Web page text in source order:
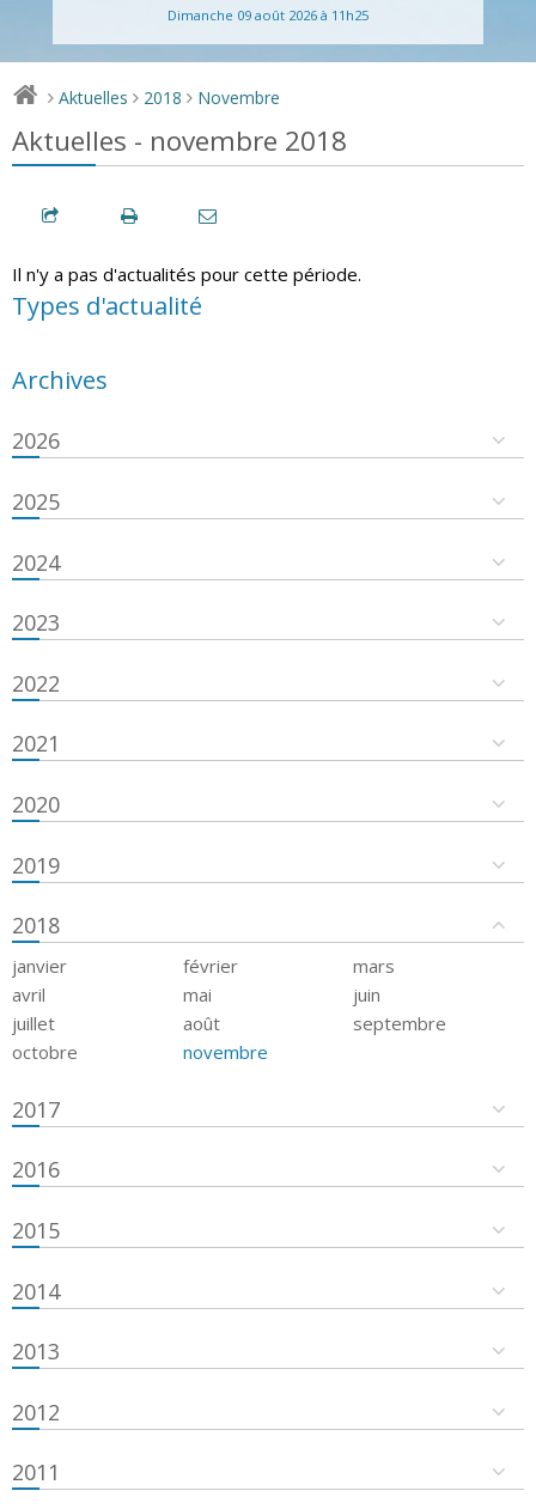
Dimanche 09 août 2026 à 11h25
> Aktuelles > 2018 > Novembre
Aktuelles - novembre 2018
Il n'y a pas d'actualités pour cette période.
Types d'actualité
Archives
2026
2025
2024
2023
2022
2021
2020
2019
2018
janvier février
mars
avril
mai
juin
juillet
août
septembre
octobre
novembre
2017
2016
2015
2014
2013
2012
2011